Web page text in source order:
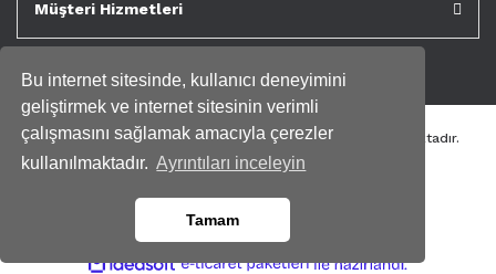
Bu internet sitesinde, kullanıcı deneyimini
geliştirmek ve internet sitesinin verimli
çalışmasını sağlamak amacıyla çerezler
kullanılmaktadır. Ayrıntıları inceleyin
Tamam
Müşteri Hizmetleri
Tüm kredi kartı bilgileriniz 256bit SSL Sertifikası ile korunmaktadır.
Genispencere.com Tüm Hakları Saklıdır.
ideasoft e- ile